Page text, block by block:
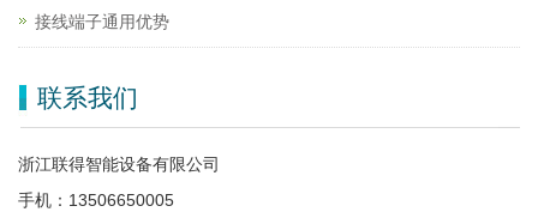
接线端子通用优势
联系我们
浙江联得智能设备有限公司
手机：13506650005